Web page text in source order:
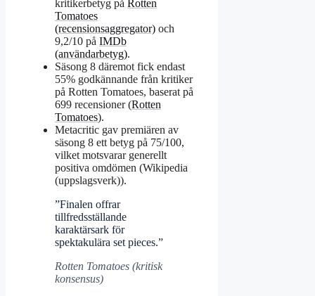
kritikerbetyg på Rotten
Tomatoes
(recensionsaggregator) och
9,2/10 på IMDb
(användarbetyg).
Säsong 8 däremot fick endast
55% godkännande från kritiker
på Rotten Tomatoes, baserat på
699 recensioner (Rotten
Tomatoes).
Metacritic gav premiären av
säsong 8 ett betyg på 75/100,
vilket motsvarar generellt
positiva omdömen (Wikipedia
(uppslagsverk)).
”Finalen offrar
tillfredsställande
karaktärsark för
spektakulära set pieces.”
Rotten Tomatoes (kritisk
konsensus)